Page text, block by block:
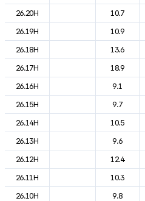
26.20H
10.7
26.19H
10.9
26.18H
13.6
26.17H
18.9
26.16H
9.1
26.15H
9.7
26.14H
10.5
26.13H
9.6
26.12H
12.4
26.11H
10.3
26.10H
9.8